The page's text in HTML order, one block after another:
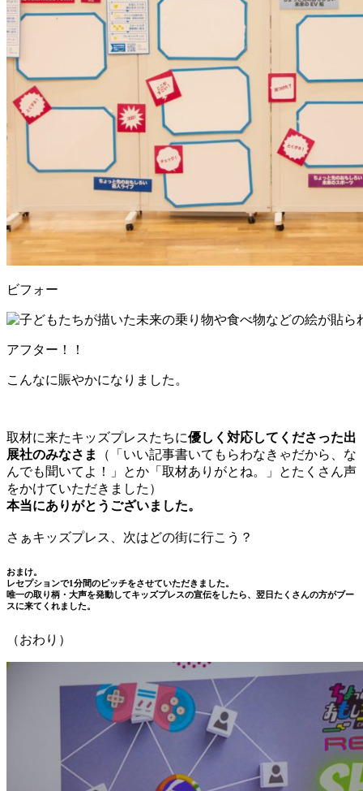
ビフォー
アフター！！
こんなに賑やかになりました。
取材に来たキッズプレスたちに優しく対応してくださった出
展社のみなさま
（「いい記事書いてもらわなきゃだから、な
んでも聞いてよ！」とか「取材ありがとね。」とたくさん声
をかけていただきました）
本当にありがとうございました。
さぁキッズプレス、次はどの街に行こう？
おまけ。
レセプションで1分間のピッチをさせていただきました。
唯一の取り柄・大声を発動してキッズプレスの宣伝をしたら、翌日たくさんの方がブー
スに来てくれました。
（おわり）